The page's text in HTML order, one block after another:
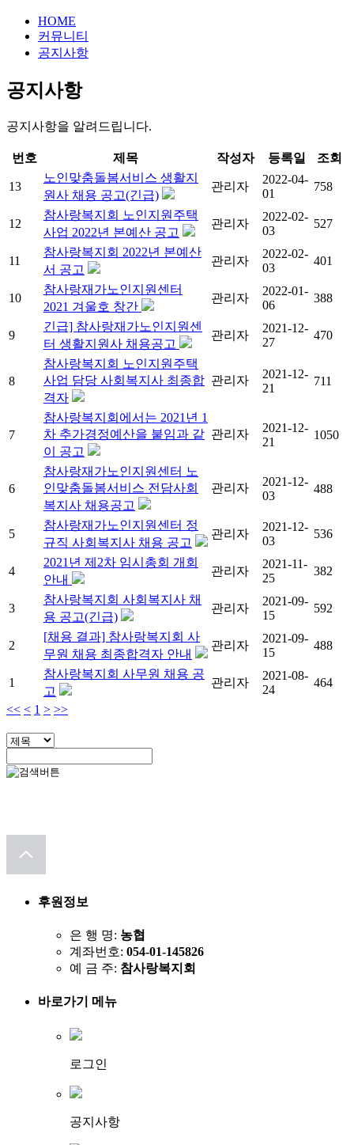
HOME
커뮤니티
공지사항
공지사항
공지사항을 알려드립니다.
번호 제목 작성자 등록일 조회
13
노인맞춤돌봄서비스 생활지
원사 채용 공고(긴급)
관리자
2022-04-
01
758
12
참사랑복지회 노인지원주택
사업 2022년 본예산 공고
관리자
2022-02-
03
527
11
참사랑복지회 2022년 본예산
서 공고
관리자
2022-02-
03
401
10
참사랑재가노인지원센터
2021 겨울호 창간
관리자
2022-01-
06
388
9
긴급] 참사랑재가노인지원센
터 생활지원사 채용공고
관리자
2021-12-
27
470
8
참사랑복지회 노인지원주택
사업 담당 사회복지사 최종합
격자
관리자
2021-12-
21
711
7
참사랑복지회에서는 2021년 1
차 추가경정예산을 붙임과 같
이 공고
관리자
2021-12-
21
1050
6
참사랑재가노인지원센터 노
인맞춤돌봄서비스 전담사회
복지사 채용공고
관리자
2021-12-
03
488
5
참사랑재가노인지원센터 정
규직 사회복지사 채용 공고
관리자
2021-12-
03
536
4
2021년 제2차 임시총회 개회
안내
관리자
2021-11-
25
382
3
참사랑복지회 사회복지사 채
용 공고(긴급)
관리자
2021-09-
15
592
2
[채용 결과] 참사랑복지회 사
무원 채용 최종합격자 안내
관리자
2021-09-
15
488
1
참사랑복지회 사무원 채용 공
고
관리자
2021-08-
24
464
<< < 1 > >>
후원정보
은 행 명: 농협
계좌번호: 054-01-145826
예 금 주: 참사랑복지회
바로가기 메뉴
로그인
공지사항